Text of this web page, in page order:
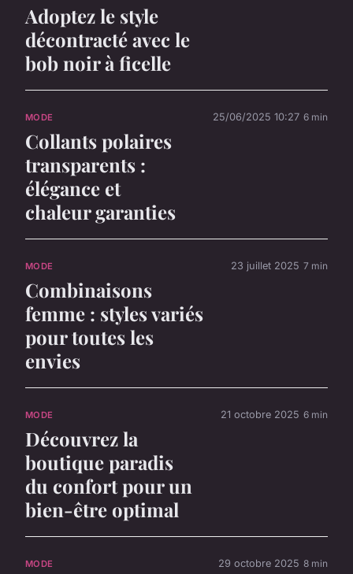
Adoptez le style
décontracté avec le
bob noir à ficelle
MODE
Collants polaires
transparents :
élégance et
chaleur garanties
25/06/2025 10:27 6 min
MODE
Combinaisons
femme : styles variés
pour toutes les
envies
23 juillet 2025 7 min
MODE
Découvrez la
boutique paradis
du confort pour un
bien-être optimal
21 octobre 2025 6 min
MODE 29 octobre 2025 8 min